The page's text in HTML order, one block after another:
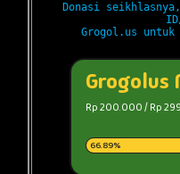
Donasi
Grogol.us untuk